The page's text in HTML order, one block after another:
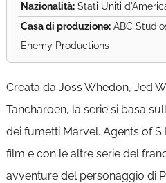
Nazionalità:Stati Uniti
Casa di produzione:ABC
Enemy Productions
Creata da Joss Whedon, Jed
Tancharoen, la serie si basa
dei fumetti Marvel. Agents of
film e con le altre serie del
avventure del personaggio di